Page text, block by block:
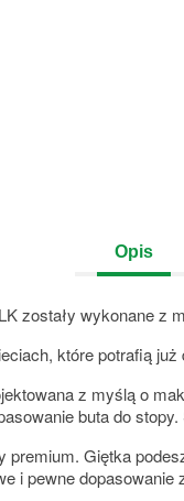
Opis
zostały wykonane z
które potrafią już
z myślą o
buta do
Giętka
i pewne